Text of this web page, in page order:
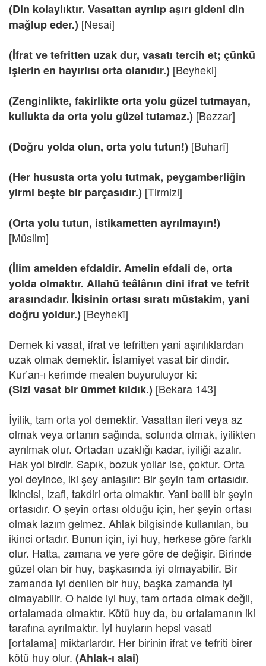
(Din kolaylıktır. Vasattan ayrılıp aşırı gideni din
mağlup eder.) [Nesai]
(İfrat ve tefritten uzak dur, vasatı tercih et; çünkü
işlerin en hayırlısı orta olanıdır.) [Beyheki]
(Zenginlikte, fakirlikte orta yolu güzel tutmayan,
kullukta da orta yolu güzel tutamaz.) [Bezzar]
(Doğru yolda olun, orta yolu tutun!) [Buharî]
(Her hususta orta yolu tutmak, peygamberliğin
yirmi beşte bir parçasıdır.) [Tirmizi]
(Orta yolu tutun, istikametten ayrılmayın!)
[Müslim]
(İlim amelden efdaldir. Amelin efdali de, orta
yolda olmaktır. Allahü teâlânın dini ifrat ve tefrit
arasındadır. İkisinin ortası sıratı müstakim, yani
doğru yoldur.) [Beyhekî]
Demek ki vasat, ifrat ve tefritten yani aşırılıklardan
uzak olmak demektir. İslamiyet vasat bir dindir.
Kur’an-ı kerimde mealen buyuruluyor ki:
(Sizi vasat bir ümmet kıldık.) [Bekara 143]
İyilik, tam orta yol demektir. Vasattan ileri veya az
olmak veya ortanın sağında, solunda olmak, iyilikten
ayrılmak olur. Ortadan uzaklığı kadar, iyiliği azalır.
Hak yol birdir. Sapık, bozuk yollar ise, çoktur. Orta
yol deyince, iki şey anlaşılır: Bir şeyin tam ortasıdır.
İkincisi, izafi, takdiri orta olmaktır. Yani belli bir şeyin
ortasıdır. O şeyin ortası olduğu için, her şeyin ortası
olmak lazım gelmez. Ahlak bilgisinde kullanılan, bu
ikinci ortadır. Bunun için, iyi huy, herkese göre farklı
olur. Hatta, zamana ve yere göre de değişir. Birinde
güzel olan bir huy, başkasında iyi olmayabilir. Bir
zamanda iyi denilen bir huy, başka zamanda iyi
olmayabilir. O halde iyi huy, tam ortada olmak değil,
ortalamada olmaktır. Kötü huy da, bu ortalamanın iki
tarafına ayrılmaktır. İyi huyların hepsi vasati
[ortalama] miktarlardır. Her birinin ifrat ve tefriti birer
kötü huy olur. (Ahlak-ı alai)